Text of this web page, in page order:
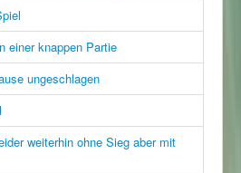
einer knappen Partie
ungeschlagen
weiterhin ohne Sieg aber mit